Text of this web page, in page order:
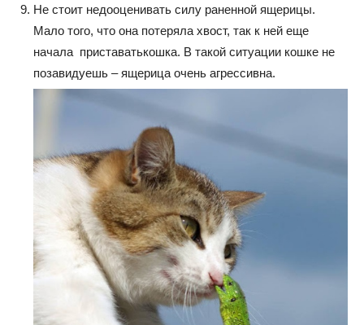
Не стоит недооценивать силу раненной ящерицы.
Мало того, что она потеряла хвост, так к ней еще
начала приставатькошка. В такой ситуации кошке не
позавидуешь – ящерица очень агрессивна.